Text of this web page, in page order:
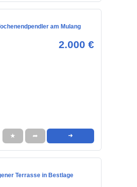
am Mulang
2.000 €
★ ➦ ➜
Terrasse in Bestlage